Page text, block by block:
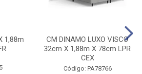
1,88m
CM DINAMO LUXO VISCO
32cm X 1,88m X 78cm LPR
CEX
Código: PA78766